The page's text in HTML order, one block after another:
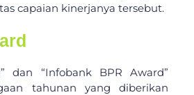
capaian kinerjanya tersebut.
dan “Infobank BPR Award”
tahunan yang diberikan